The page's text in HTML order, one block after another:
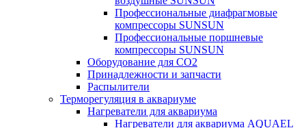
Профессиональные диафрагмовые
компрессоры SUNSUN
Профессиональные поршневые
компрессоры SUNSUN
Оборудование для CO2
Принадлежности и запчасти
Распылители
Терморегуляция в аквариуме
Нагреватели для аквариума
Нагреватели для аквариума AQUAEL